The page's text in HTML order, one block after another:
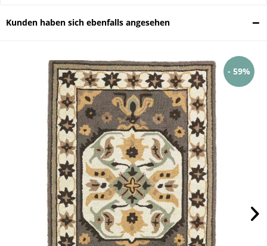
Kunden haben sich ebenfalls angesehen
- 59%